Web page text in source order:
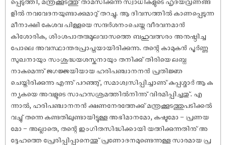
ളിൽ നവവേദനയുണ്ടാക്കുമാറു് തറച്ചു. ആ ദിവസത്തിൽ കാണപ്പെടുന്ന
മീനാക്ഷി കേശവ പിള്ളയെ സന്ദർശനംചെയ്ത വീരവനമാൻ
കിശോരിക, ശിംശപാതരുമൂലവാസത്തെ ബഹുവത്സരം അനുഷ്ഠിച്ച
പോലെ അവസ്ഥാന്തരപ്രാപ്തയായിരിക്കുന്നു. തന്റെ കാമുകൻ പൂർണ്ണ
സുഖനായും സംശുദ്ധയശസ്കനായും തനിക്കു് തിരിയെ ലബ്ധ
നാകുമെന്നു് ജഗജ്ജയിയായ ഹരിപഞ്ചാനനൻ പ്രതിജ്ഞ
ചെയ്തിരിക്കുന്നു എന്നു് പറഞ്ഞു്, സമാശ്വസിപ്പിച്ചാണു് കുപ്പശ്ശാർ ആ ക
ന്യകയെ അവളുടെ സാഹസശ്രമത്തിൽനിന്നു് വിരമിപ്പിച്ചതു്. എ
ന്നാൽ, ഹരിപഞ്ചാനനൻ ക്ഷണനേരത്തേക്കു് മന്ത്രക്കൂടത്തുപടിക്കൽ
വച്ചു് തന്നെ കണ്ടതിലുണ്ടായിട്ടുള്ള അഭിമാനമോ, കഷ്ടമോ – പ്രണയ
മോ – അല്ലാതെ, തന്റെ ഇംഗിതസിദ്ധിക്കായി യത്നിക്കുന്നതിനു് അ
ദ്ദേഹത്തെ പ്രേരിപ്പിപ്പാനെന്തു് പ്രണോദനമുണ്ടെന്നുള്ള സാരമായ പ്ര